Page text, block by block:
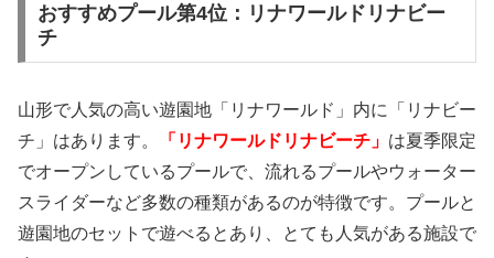
おすすめプール第4位：リナワールドリナビー
チ
山形で人気の高い遊園地「リナワールド」内に「リナビー
チ」はあります。
「リナワールドリナビーチ」 は夏季限定
でオープンしているプールで、流れるプールやウォーター
スライダーなど多数の種類があるのが特徴です。プールと
遊園地のセットで遊べるとあり、とても人気がある施設で